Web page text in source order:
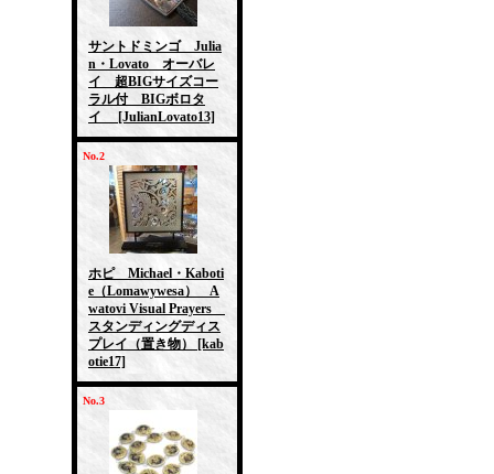
サントドミンゴ Julia
n・Lovato オーバレ
イ 超BIGサイズコー
ラル付 BIGボロタ
イ
[JulianLovato13]
No.2
ホピ Michael・Kaboti
e（Lomawywesa） A
watovi Visual Prayers
スタンディングディス
プレイ（置き物）
[kab
otie17]
No.3